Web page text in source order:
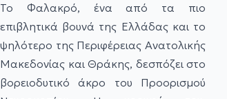
Το Φαλακρό, ένα από τα πιο
επιβλητικά βουνά της Ελλάδας και το
ψηλότερο της Περιφέρειας Ανατολικής
Μακεδονίας και Θράκης, δεσπόζει στο
βορειοδυτικό άκρο του Προορισμού